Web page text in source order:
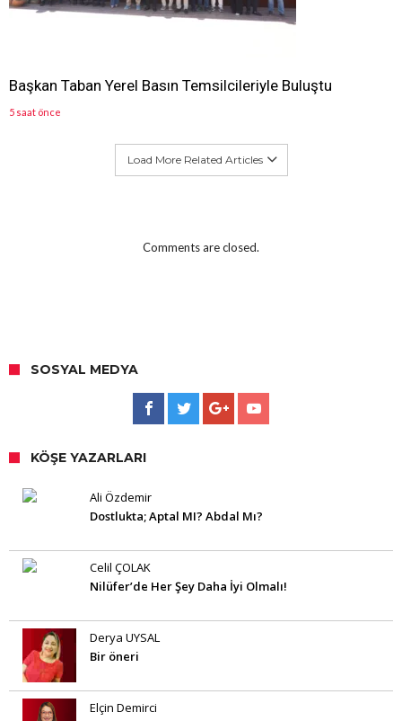
Başkan Taban Yerel Basın Temsilcileriyle Buluştu
5 saat önce
Load More Related Articles
Comments are closed.
SOSYAL MEDYA
KÖŞE YAZARLARI
Ali Özdemir
Dostlukta; Aptal MI? Abdal Mı?
Celil ÇOLAK
Nilüfer’de Her Şey Daha İyi Olmalı!
Derya UYSAL
Bir öneri
Elçin Demirci